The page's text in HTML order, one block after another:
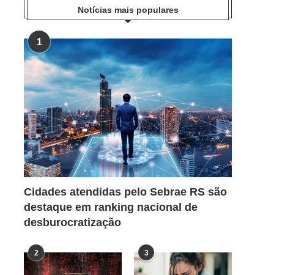
Notícias mais populares
1
Cidades atendidas pelo Sebrae RS são
destaque em ranking nacional de
desburocratização
2 3